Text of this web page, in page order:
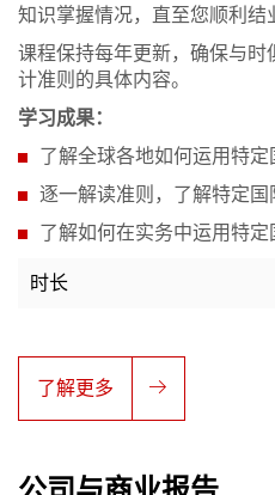
知识掌握情况，直至您顺利结
课程保持每年更新，确保与
计准则的具体内容。
学习成果：
了解全球各地如何运用特定
逐一解读准则，了解特定
了解如何在实务中运用特定
时长
了解更多